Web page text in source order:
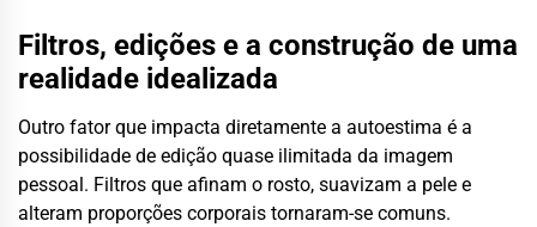
Filtros, edições e a construção de uma
realidade idealizada
Outro fator que impacta diretamente a autoestima é a
possibilidade de edição quase ilimitada da imagem
pessoal. Filtros que afinam o rosto, suavizam a pele e
alteram proporções corporais tornaram-se comuns.